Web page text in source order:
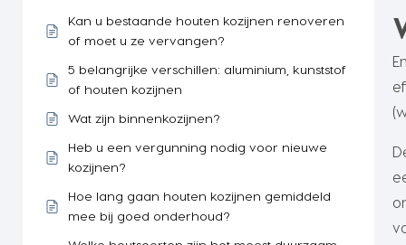
Kan u bestaande houten kozijnen renoveren
of moet u ze vervangen?
5 belangrijke verschillen: aluminium, kunststof
of houten kozijnen
Wat zijn binnenkozijnen?
Heb u een vergunning nodig voor nieuwe
kozijnen?
Hoe lang gaan houten kozijnen gemiddeld
mee bij goed onderhoud?